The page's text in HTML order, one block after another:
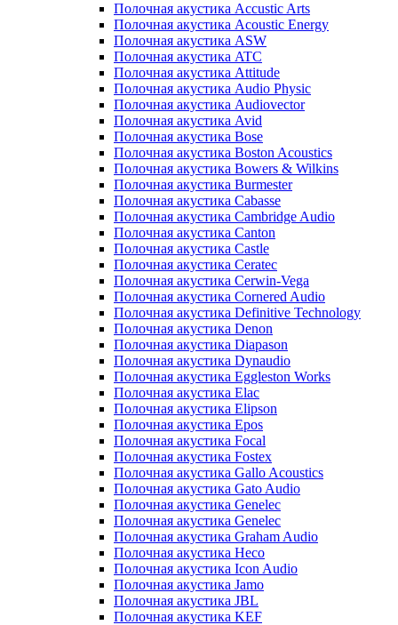
Полочная акустика Accustic Arts
Полочная акустика Acoustic Energy
Полочная акустика ASW
Полочная акустика ATC
Полочная акустика Attitude
Полочная акустика Audio Physic
Полочная акустика Audiovector
Полочная акустика Avid
Полочная акустика Bose
Полочная акустика Boston Acoustics
Полочная акустика Bowers & Wilkins
Полочная акустика Burmester
Полочная акустика Cabasse
Полочная акустика Cambridge Audio
Полочная акустика Canton
Полочная акустика Castle
Полочная акустика Ceratec
Полочная акустика Cerwin-Vega
Полочная акустика Cornered Audio
Полочная акустика Definitive Technology
Полочная акустика Denon
Полочная акустика Diapason
Полочная акустика Dynaudio
Полочная акустика Eggleston Works
Полочная акустика Elac
Полочная акустика Elipson
Полочная акустика Epos
Полочная акустика Focal
Полочная акустика Fostex
Полочная акустика Gallo Acoustics
Полочная акустика Gato Audio
Полочная акустика Genelec
Полочная акустика Genelec
Полочная акустика Graham Audio
Полочная акустика Heco
Полочная акустика Icon Audio
Полочная акустика Jamo
Полочная акустика JBL
Полочная акустика KEF